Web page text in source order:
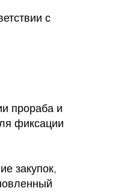
с
прораба и
фиксации
закупок,